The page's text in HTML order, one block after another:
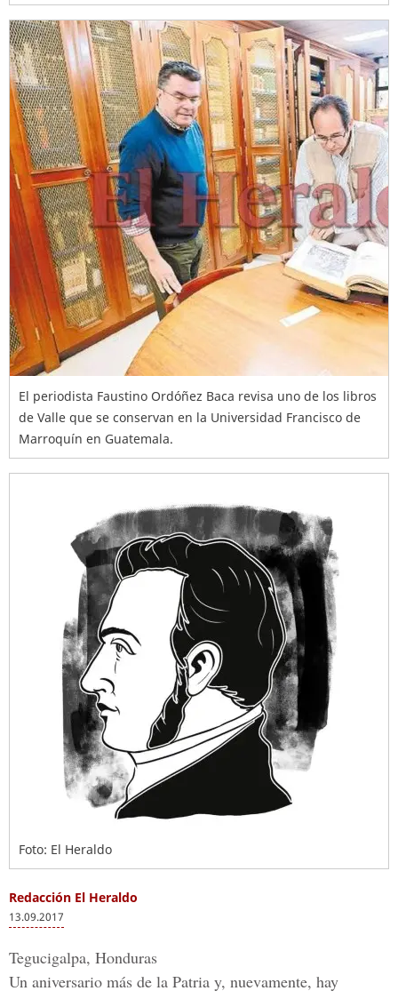
El periodista Faustino Ordóñez Baca revisa uno de los libros
de Valle que se conservan en la Universidad Francisco de
Marroquín en Guatemala.
Foto: El Heraldo
Redacción El Heraldo
13.09.2017
Tegucigalpa, Honduras
Un aniversario más de la Patria y, nuevamente, hay